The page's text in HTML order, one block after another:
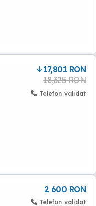
17,801 RON
18,325 RON
Telefon validat
2 600 RON
Telefon validat